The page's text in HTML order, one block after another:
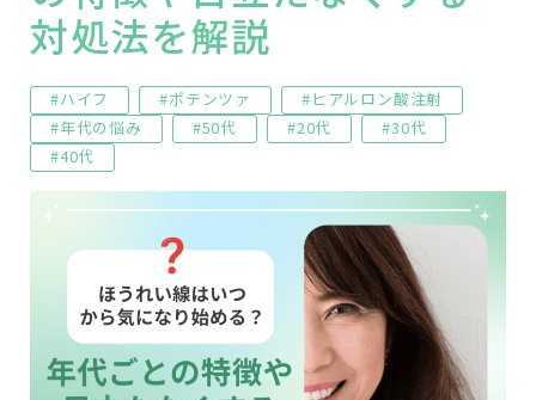
対処法を解説
#ハイフ #ポテンツァ
#ヒアルロン酸注射
#年代の悩み
#50代 #20代
#30代
#40代